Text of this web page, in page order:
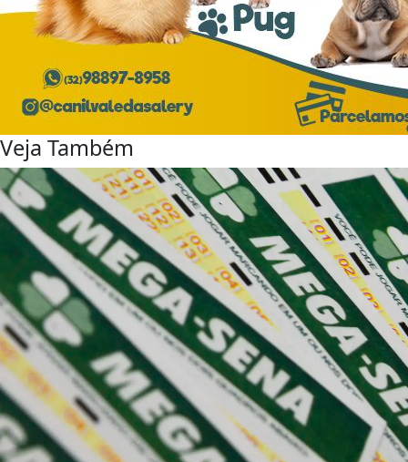
Veja Também